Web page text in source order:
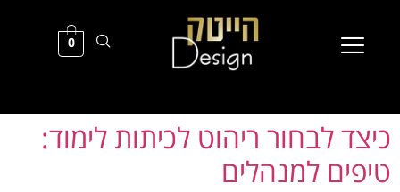
0
כיצד לבחור ריהוט לכיתות לימוד:
טיפים למנהלים